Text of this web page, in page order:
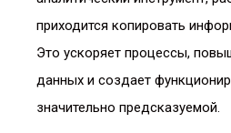
приходится копировать
Это ускоряет процессы,
данных и создает
значительно предсказуемой.